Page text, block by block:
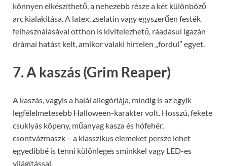
könnyen elkészíthető, a nehezebb része a két különböző
arc kialakítása. A latex, zselatin vagy egyszerűen festék
felhasználásával otthon is kivitelezhető, ráadásul igazán
drámai hatást kelt, amikor valaki hirtelen „fordul” egyet.
7. A kaszás (Grim Reaper)
A kaszás, vagyis a halál allegóriája, mindig is az egyik
legfélelmetesebb Halloween-karakter volt. Hosszú, fekete
csuklyás köpeny, műanyag kasza és hófehér,
csontvázmaszk – a klasszikus elemeket persze lehet
egyedibbé is tenni különleges sminkkel vagy LED-es
világítással.